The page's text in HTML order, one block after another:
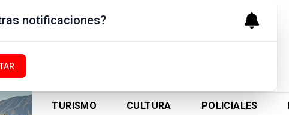
TURISMO CULTURA POLICIALES
notificaciones?